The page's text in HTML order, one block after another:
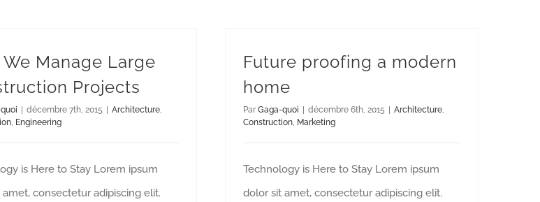
We Manage Large
Projects
décembre 7th, 2015 Architecture,
, Engineering
is Here to Stay Lorem ipsum
consectetur adipiscing elit.
Future proofing a modern
home
Par Gaga-quoi décembre 6th, 2015 Architecture,
Construction, Marketing
Technology is Here to Stay Lorem ipsum
dolor sit amet, consectetur adipiscing elit.